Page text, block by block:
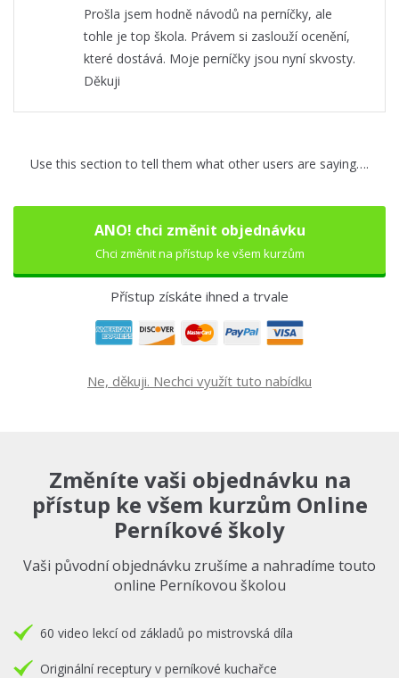
Prošla jsem hodně návodů na perníčky, ale
tohle je top škola. Právem si zaslouží ocenění,
které dostává. Moje perníčky jsou nyní skvosty.
Děkuji
Use this section to tell them what other users are saying….
ANO! chci změnit objednávku
Chci změnit na přístup ke všem kurzům
Přístup získáte ihned a trvale
Ne, děkuji. Nechci využít tuto nabídku
Změníte vaši objednávku na
přístup ke všem kurzům Online
Perníkové školy
Vaši původní objednávku zrušíme a nahradíme touto
online Perníkovou školou
60 video lekcí od základů po mistrovská díla
Originální receptury v perníkové kuchařce